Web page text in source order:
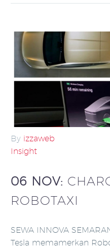
By izzaweb
Insight
06 NOV:
ROBOTAXI
SEWA INNOVA
Tesla memamerkan